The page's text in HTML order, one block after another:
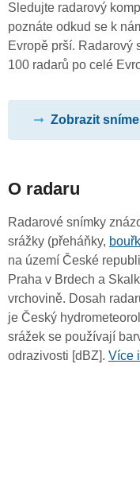
Sledujte radarový
poznáte odkud se k
Evropě prší. Radarový
100 radarů po celé
Zobrazit
O radaru
Radarové snímky
srážky (přeháňky,
na území České
Praha v Brdech a
vrchovině. Dosah
je Český
srážek se používají
odrazivosti [dBZ]. Více